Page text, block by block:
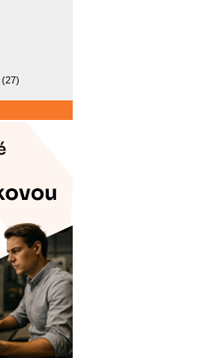
(27)